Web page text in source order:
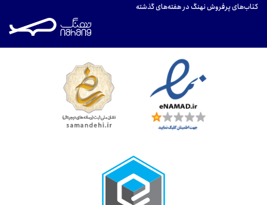
کتاب‌های پرفروش نهنگ در هفته‌های گذشته